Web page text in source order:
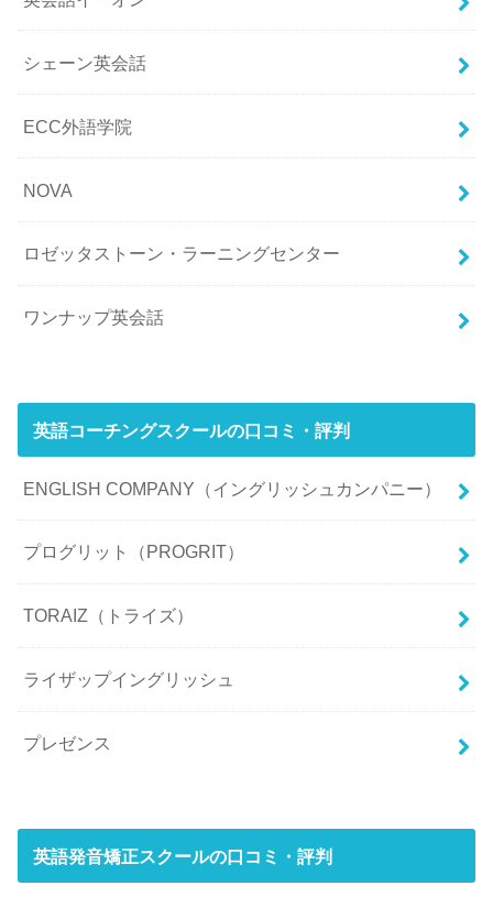
シェーン英会話
ECC外語学院
NOVA
ロゼッタストーン・ラーニングセンター
ワンナップ英会話
英語コーチングスクールの口コミ・評判
ENGLISH COMPANY（イングリッシュカンパニー）
プログリット（PROGRIT）
TORAIZ（トライズ）
ライザップイングリッシュ
プレゼンス
英語発音矯正スクールの口コミ・評判